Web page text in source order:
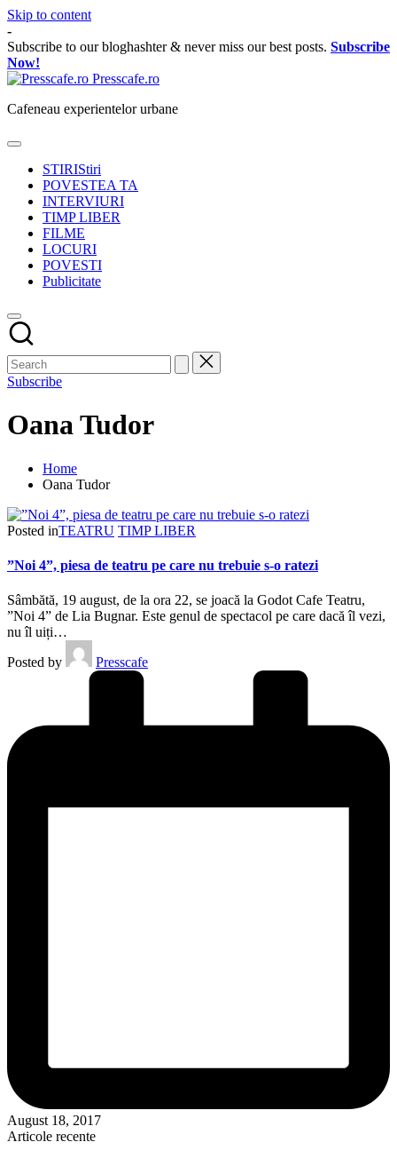
Skip to content
-
Subscribe to our bloghashter & never miss our best posts. Subscribe
Now!
Presscafe.ro
Cafeneau experientelor urbane
STIRIStiri
POVESTEA TA
INTERVIURI
TIMP LIBER
FILME
LOCURI
POVESTI
Publicitate
Subscribe
Oana Tudor
Home
Oana Tudor
Posted inTEATRU TIMP LIBER
”Noi 4”, piesa de teatru pe care nu trebuie s-o ratezi
Sâmbătă, 19 august, de la ora 22, se joacă la Godot Cafe Teatru,
”Noi 4” de Lia Bugnar. Este genul de spectacol pe care dacă îl vezi,
nu îl uiți…
Posted by
Presscafe
August 18, 2017
Articole recente